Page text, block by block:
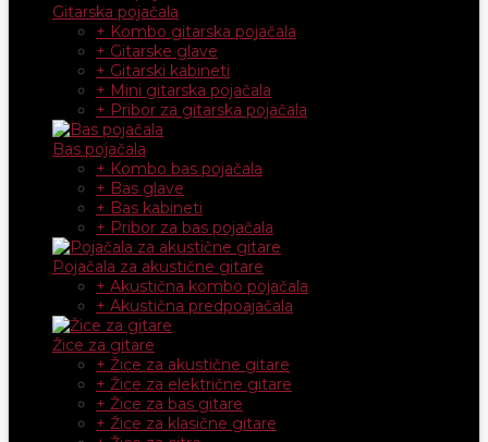
Gitarska pojačala
+ Kombo gitarska pojačala
+ Gitarske glave
+ Gitarski kabineti
+ Mini gitarska pojačala
+ Pribor za gitarska pojačala
Bas pojačala
+ Kombo bas pojačala
+ Bas glave
+ Bas kabineti
+ Pribor za bas pojačala
Pojačala za akustične gitare
+ Akustična kombo pojačala
+ Akustična predpoajačala
Žice za gitare
+ Žice za akustične gitare
+ Žice za električne gitare
+ Žice za bas gitare
+ Žice za klasične gitare